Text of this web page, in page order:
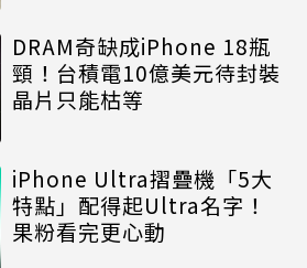
DRAM奇缺成iPhone 18瓶
頸！台積電10億美元待封裝
晶片只能枯等
iPhone Ultra摺疊機「5大
特點」配得起Ultra名字！
果粉看完更心動